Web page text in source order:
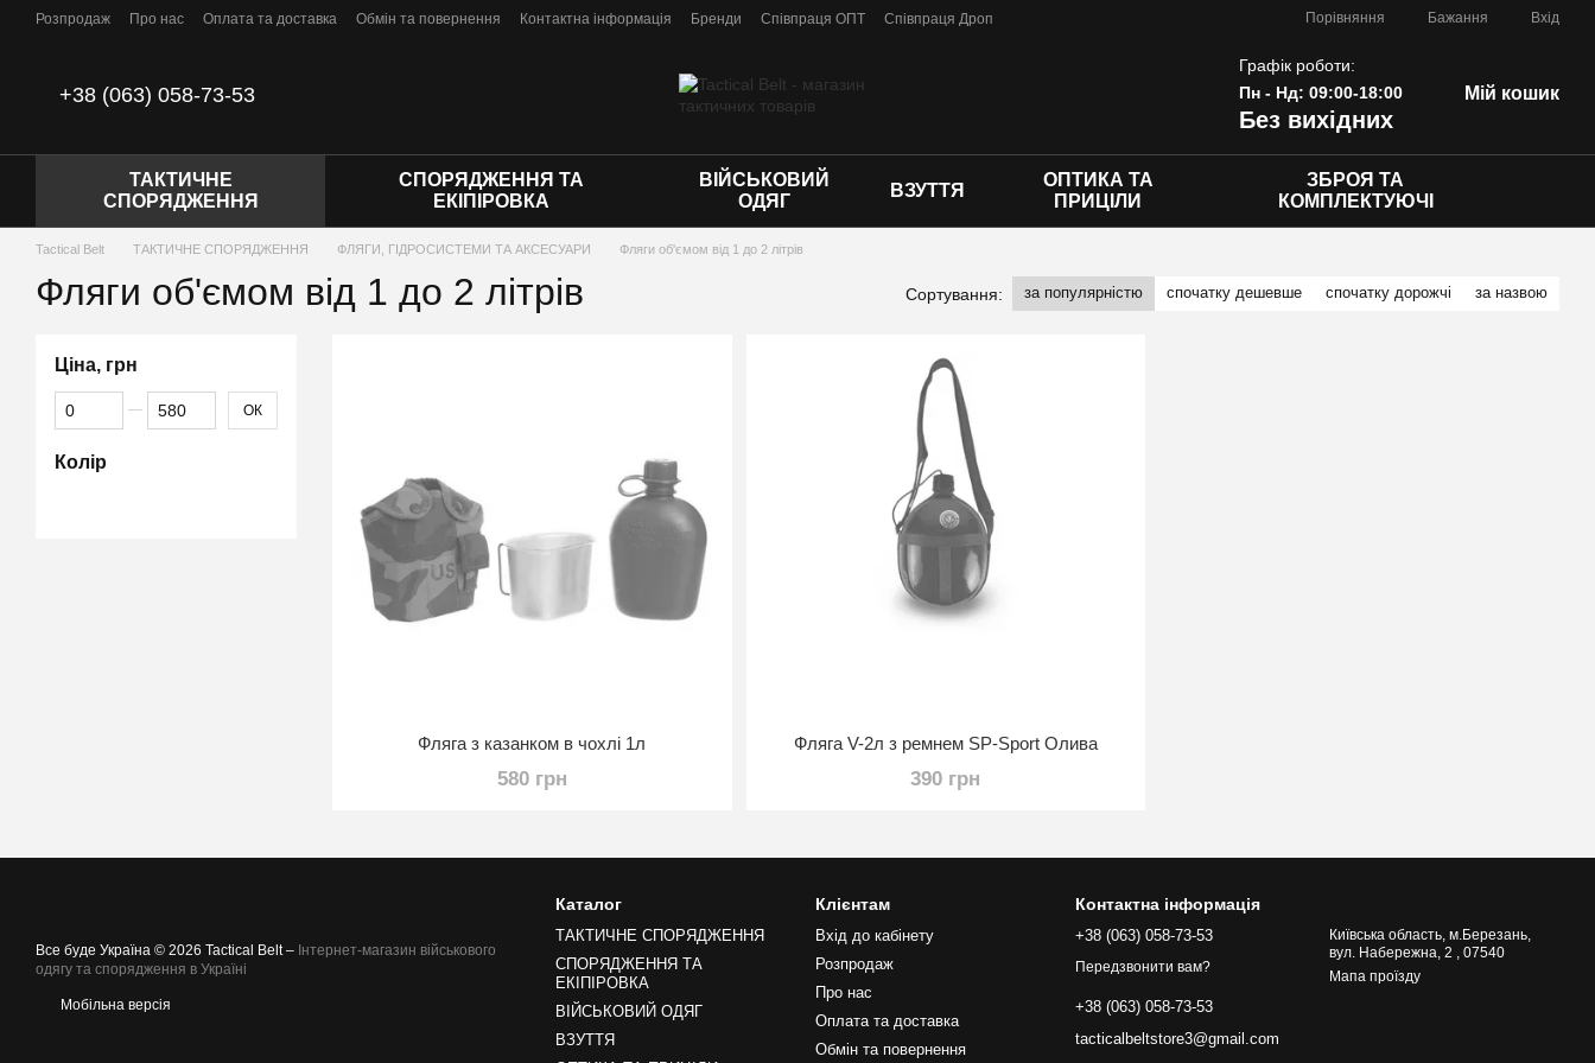
Перейти до основного контенту
Розпродаж Про нас Оплата та доставка Обмін та повернення Контактна інформація Бренди Співпраця ОПТ
Співпраця Дроп
Порівняння Бажання Вхід
+38 (063) 058-73-53
Графік роботи:
Пн - Нд: 09:00-18:00
Без вихідних
Мій кошик
ТАКТИЧНЕ
СПОРЯДЖЕННЯ
СПОРЯДЖЕННЯ ТА
ЕКІПІРОВКА
ВІЙСЬКОВИЙ
ОДЯГ
ВЗУТТЯ
ОПТИКА ТА
ПРИЦІЛИ
ЗБРОЯ ТА
КОМПЛЕКТУЮЧІ
Tactical Belt ТАКТИЧНЕ СПОРЯДЖЕННЯ ФЛЯГИ, ГІДРОСИСТЕМИ ТА АКСЕСУАРИ Фляги об'ємом від 1 до 2 літрів
Фляги об'ємом від 1 до 2 літрів Сортування: за популярністю спочатку дешевше спочатку дорожчі за назвою
Фляга з казанком в чохлі 1л
580 грн
Фляга V-2л з ремнем SP-Sport Олива
390 грн
Ціна, грн
Від Ціна, грн
До Ціна, грн ОК
Колір
Все буде Україна © 2026 Tactical Belt – Інтернет-магазин військового
одягу та спорядження в Україні
Мобільна версія
Каталог
ТАКТИЧНЕ СПОРЯДЖЕННЯ
СПОРЯДЖЕННЯ ТА
ЕКІПІРОВКА
ВІЙСЬКОВИЙ ОДЯГ
ВЗУТТЯ
Клієнтам
Вхід до кабінету
Розпродаж
Про нас
Оплата та доставка
Обмін та повернення
Контактна інформація
+38 (063) 058-73-53
Передзвонити вам?
+38 (063) 058-73-53
tacticalbeltstore3@gmail.com
Київська область, м.Березань,
вул. Набережна, 2 , 07540
Мапа проїзду